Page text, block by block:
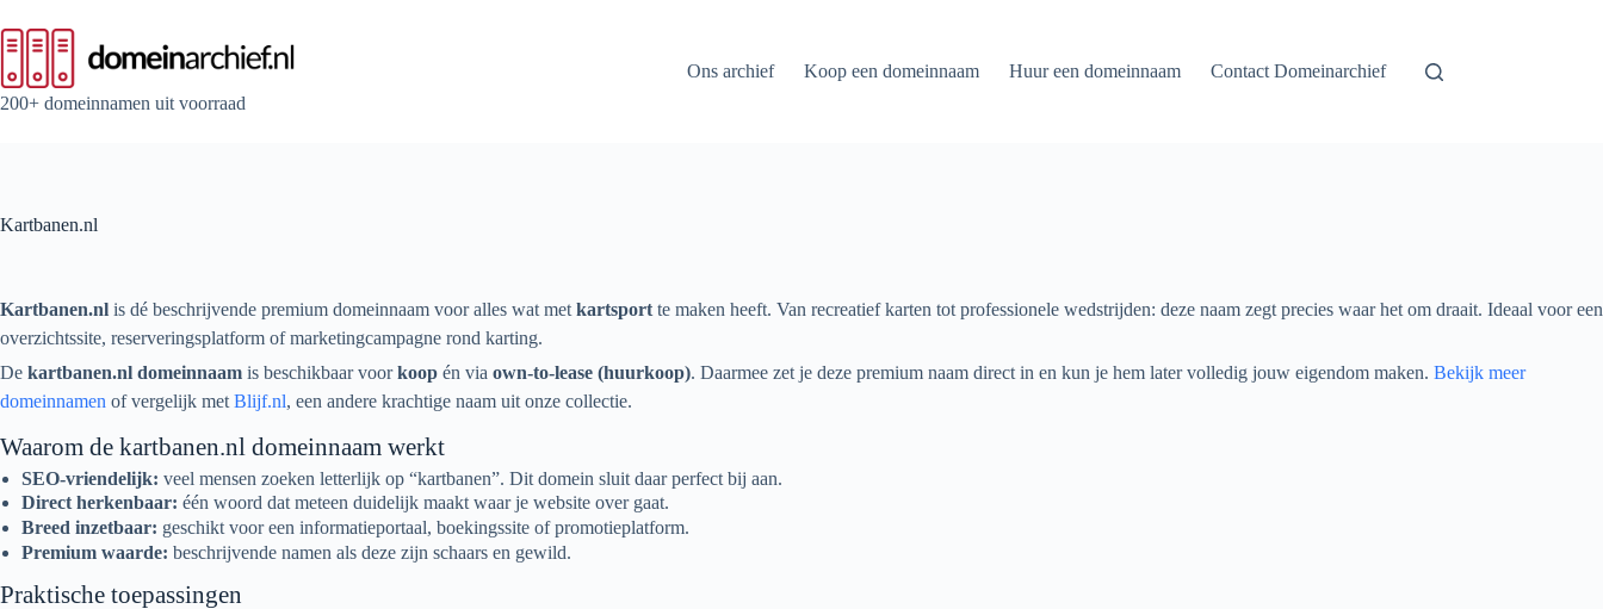
naar
de
inhoud
200+ domeinnamen uit voorraad
Ons archief Koop een domeinnaam Huur een domeinnaam Contact Domeinarchief
Kartbanen.nl
Kartbanen.nl is dé beschrijvende premium domeinnaam voor alles wat met kartsport te maken heeft. Van recreatief karten tot professionele wedstrijden: deze naam zegt precies waar het om draait. Ideaal voor een
overzichtssite, reserveringsplatform of marketingcampagne rond karting.
De kartbanen.nl domeinnaam is beschikbaar voorkoop én via own-to-lease (huurkoop). Daarmee zet je deze premium naam direct in en kun je hem later volledig jouw eigendom maken. Bekijk meer
domeinnamen of vergelijk met Blijf.nl, een andere krachtige naam uit onze collectie.
Waarom de kartbanen.nl domeinnaam werkt
SEO-vriendelijk: veel mensen zoeken letterlijk op “kartbanen”. Dit domein sluit daar perfect bij aan.
Direct herkenbaar: één woord dat meteen duidelijk maakt waar je website over gaat.
Breed inzetbaar: geschikt voor een informatieportaal, boekingssite of promotieplatform.
Premium waarde: beschrijvende namen als deze zijn schaars en gewild.
Praktische toepassingen